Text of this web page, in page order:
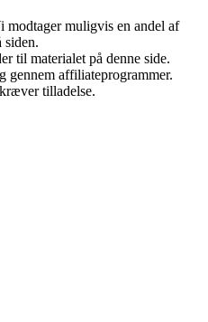
muligvis en andel af
siden.
til materialet på denne side.
gennem affiliateprogrammer.
tilladelse.